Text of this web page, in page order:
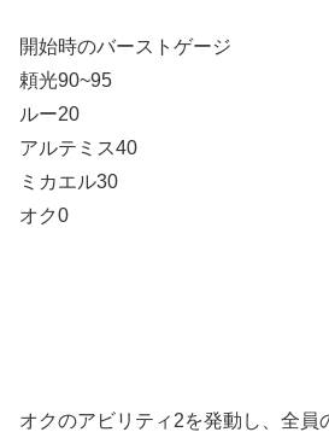
開始時のバーストゲージ
頼光90~95
ルー20
アルテミス40
ミカエル30
オク0
オクのアビリティ2を発動し、全員